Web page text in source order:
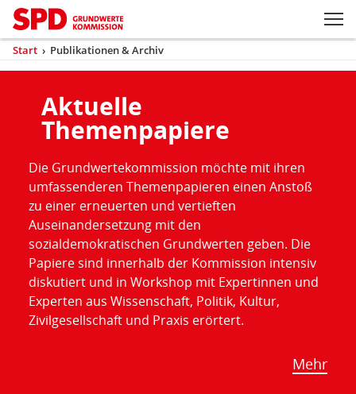
Kopfbereich
Sprungmarken-
Navigation
Hauptnavigation
Sie
sind
Start › Publikationen & Archiv
Publikationen
und
Archiv
Aktuelle
Themenpapiere
Die Grundwertekommission möchte mit ihren
umfassenderen Themenpapieren einen Anstoß
zu einer erneuerten und vertieften
Auseinandersetzung mit den
sozialdemokratischen Grundwerten geben. Die
Papiere sind innerhalb der Kommission intensiv
diskutiert und in Workshop mit Expertinnen und
Experten aus Wissenschaft, Politik, Kultur,
Zivilgesellschaft und Praxis erörtert.
Mehr